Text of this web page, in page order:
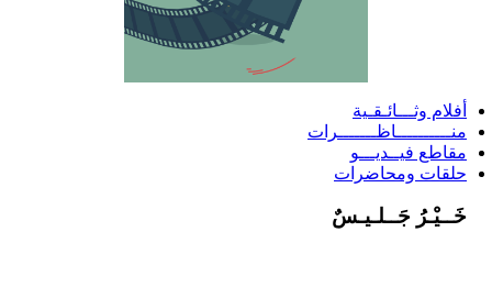
أفلام وثـــائـقـية
منــــــــــاظـــــــرات
مقاطع فيــديـــو
حلقات ومحاضرات
خَــيْـرُ جَــلـيـسٌ